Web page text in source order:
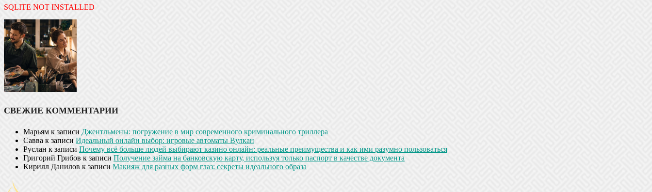
SQLITE NOT INSTALLED
СВЕЖИЕ КОММЕНТАРИИ
Марьям к записи Джентльмены: погружение в мир современного криминального триллера
Савва к записи Идеальный онлайн выбор: игровые автоматы Вулкан
Руслан к записи Почему всё больше людей выбирают казино онлайн: реальные преимущества и как ими разумно пользоваться
Григорий Грибов к записи Получение займа на банковскую карту, используя только паспорт в качестве документа
Кирилл Данилов к записи Макияж для разных форм глаз: секреты идеального образа